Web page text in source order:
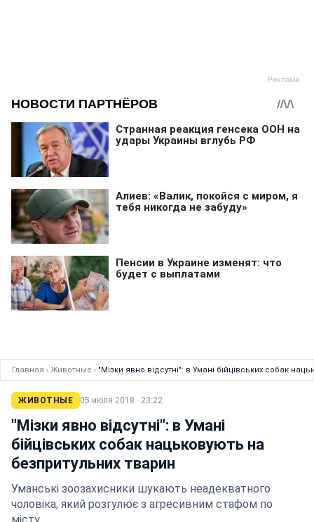
Главная › Животные › "Мізки явно відсутні": в Умані бійцівських собак
ЖИВОТНЫЕ 05 июля 2018 · 23:22
"Мізки явно відсутні": в Умані
бійцівських собак нацьковують на
безпритульних тварин
Уманські зоозахисники шукають неадекватного
чоловіка, який розгулює з агресивним стафом по